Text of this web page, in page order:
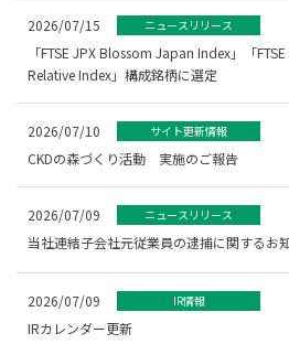
2026/07/15 ニュースリリース
「FTSE JPX Blossom Japan Index」「
Relative Index」構成銘柄に選定
2026/07/10 サイト更新情報
CKDの森づくり活動 実施のご報告
2026/07/09 ニュースリリース
当社連結子会社元従業員の逮捕に関するお
2026/07/09 IR情報
IRカレンダー更新